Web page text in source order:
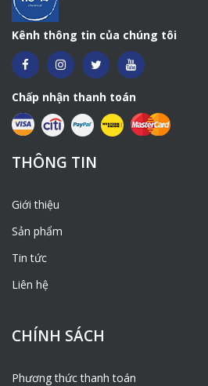
Kênh thông tin của chúng tôi
Chấp nhận thanh toán
THÔNG TIN
Giới thiệu
Sản phẩm
Tin tức
Liên hệ
CHÍNH SÁCH
Phương thức thanh toán